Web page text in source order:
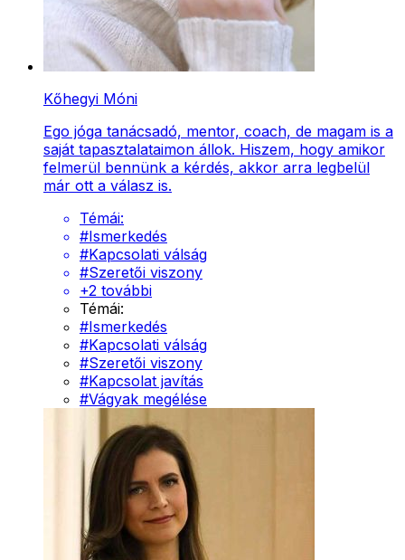
Kőhegyi Móni
Ego jóga tanácsadó, mentor, coach, de magam is a
saját tapasztalataimon állok. Hiszem, hogy amikor
felmerül bennünk a kérdés, akkor arra legbelül
már ott a válasz is.
Témái:
#Ismerkedés
#Kapcsolati válság
#Szeretői viszony
+2 további
Témái:
#Ismerkedés
#Kapcsolati válság
#Szeretői viszony
#Kapcsolat javítás
#Vágyak megélése